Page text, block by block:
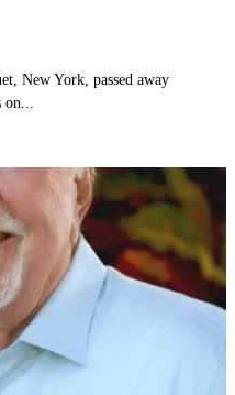
New York, passed away